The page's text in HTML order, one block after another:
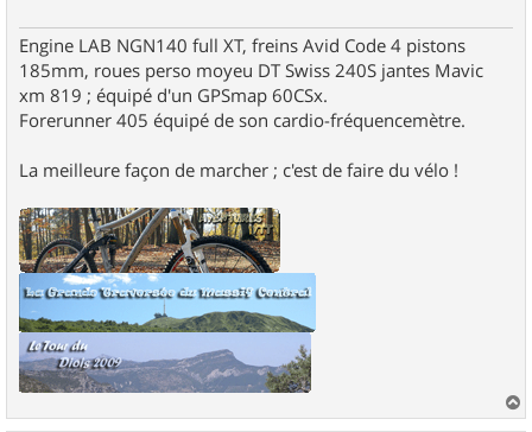
Engine LAB NGN140 full XT, freins Avid Code 4 pistons
185mm, roues perso moyeu DT Swiss 240S jantes Mavic
xm 819 ; équipé d'un GPSmap 60CSx.
Forerunner 405 équipé de son cardio-fréquencemètre.
La meilleure façon de marcher ; c'est de faire du vélo !
a